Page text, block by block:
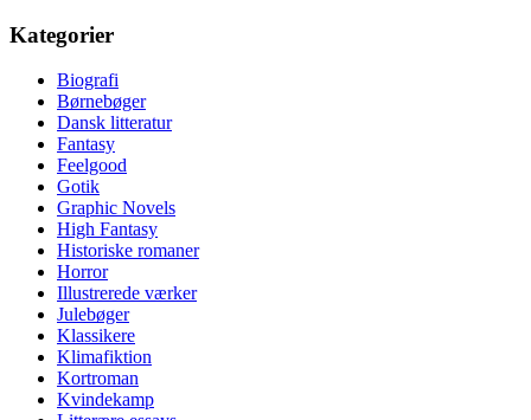
Kategorier
Biografi
Børnebøger
Dansk litteratur
Fantasy
Feelgood
Gotik
Graphic Novels
High Fantasy
Historiske romaner
Horror
Illustrerede værker
Julebøger
Klassikere
Klimafiktion
Kortroman
Kvindekamp